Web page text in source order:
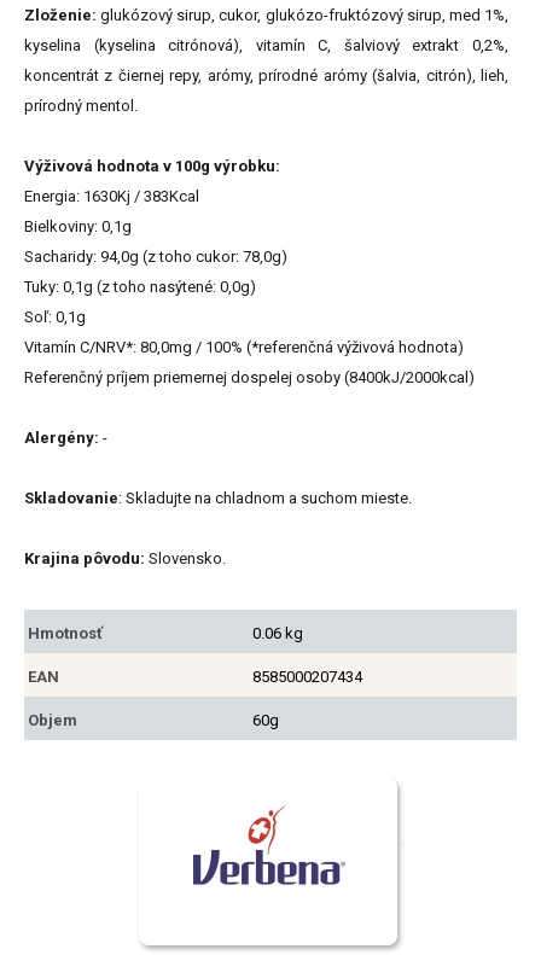
Zloženie: glukózový sirup, cukor, glukózo-fruktózový sirup, med 1%,
kyselina (kyselina citrónová), vitamín C, šalviový extrakt 0,2%,
koncentrát z čiernej repy, arómy, prírodné arómy (šalvia, citrón), lieh,
prírodný mentol.
Výživová hodnota v 100g výrobku:
Energia: 1630Kj / 383Kcal
Bielkoviny: 0,1g
Sacharidy: 94,0g (z toho cukor: 78,0g)
Tuky: 0,1g (z toho nasýtené: 0,0g)
Soľ: 0,1g
Vitamín C/NRV*: 80,0mg / 100% (*referenčná výživová hodnota)
Referenčný príjem priemernej dospelej osoby (8400kJ/2000kcal)
Alergény: -
Skladovanie: Skladujte na chladnom a suchom mieste.
Krajina pôvodu: Slovensko.
Hmotnosť 0.06 kg
EAN 8585000207434
Objem 60g